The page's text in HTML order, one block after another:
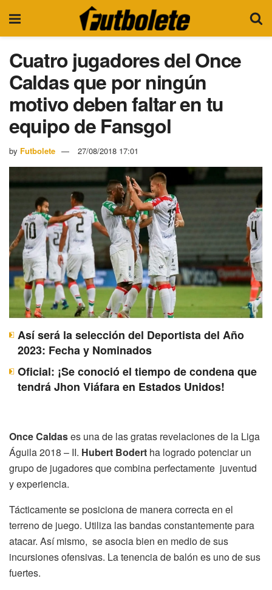
Cuatro jugadores del Once
Caldas que por ningún
motivo deben faltar en tu
equipo de Fansgol
by Futbolete 27/08/2018 17:01
Así será la selección del Deportista del Año
2023: Fecha y Nominados
Oficial: ¡Se conoció el tiempo de condena que
tendrá Jhon Viáfara en Estados Unidos!
Once Caldases una de las gratas revelaciones de la Liga
Águila 2018 – II. Hubert Bodert ha logrado potenciar un
grupo de jugadores que combina perfectamente juventud
y experiencia.
Tácticamente se posiciona de manera correcta en el
terreno de juego. Utiliza las bandas constantemente para
atacar. Así mismo, se asocia bien en medio de sus
incursiones ofensivas. La tenencia de balón es uno de sus
fuertes.